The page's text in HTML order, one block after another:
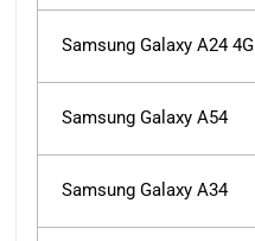
Samsung Galaxy A24 4G
Samsung Galaxy A54
Samsung Galaxy A34